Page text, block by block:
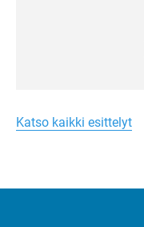
Turun
liepeillä
Katso kaikki esittelyt